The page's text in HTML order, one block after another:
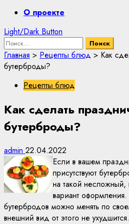
PrimaryО проекте
Light/Dark Button
Найти:
Главная > Рецепты блюд > Как
бутерброды?
Рецепты блюд
Как сделать
бутерброды?
admin 22.04.2022
Если в вашем
присутствуют
на такой несложный,
вариант
бутербродов можно менять по
внешний вид от этого не ухудшится.